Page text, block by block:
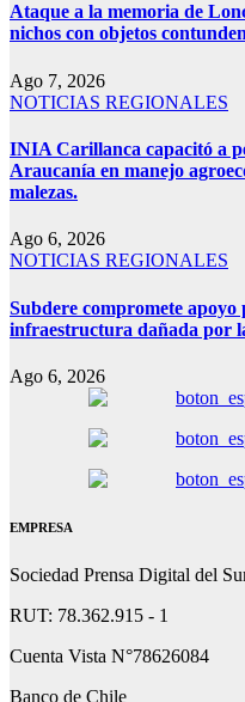
Ataque a la memoria de
nichos con objetos
Ago 7, 2026
NOTICIAS REGIONALES
INIA Carillanca capacitó a
Araucanía en manejo
malezas.
Ago 6, 2026
NOTICIAS REGIONALES
Subdere compromete
infraestructura dañada por
Ago 6, 2026
EMPRESA
Sociedad Prensa Digital del
RUT: 78.362.915 - 1
Cuenta Vista N°78626084
Banco de Chile